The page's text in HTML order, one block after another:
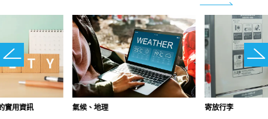
實用資訊 氣候、地理 寄放行李